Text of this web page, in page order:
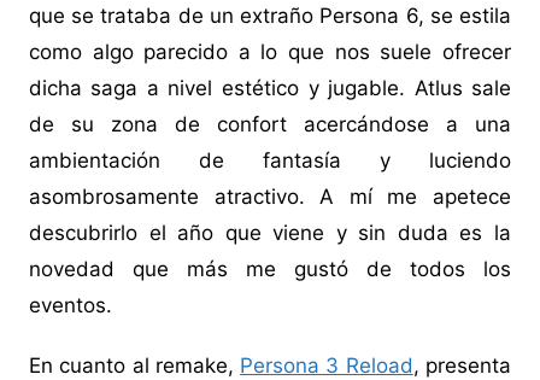
que se trataba de un extraño Persona 6, se estila
como algo parecido a lo que nos suele ofrecer
dicha saga a nivel estético y jugable. Atlus sale
de su zona de confort acercándose a una
ambientación de fantasía y luciendo
asombrosamente atractivo. A mí me apetece
descubrirlo el año que viene y sin duda es la
novedad que más me gustó de todos los
eventos.
En cuanto al remake, Persona 3 Reload, presenta